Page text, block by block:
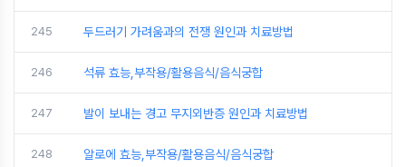
245 두드러기 가려움과의 전쟁 원인과 치료방법
246 석류 효능,부작용/활용음식/음식궁합
247 발이 보내는 경고 무지외반증 원인과 치료방법
248 알로에 효능,부작용/활용음식/음식궁합